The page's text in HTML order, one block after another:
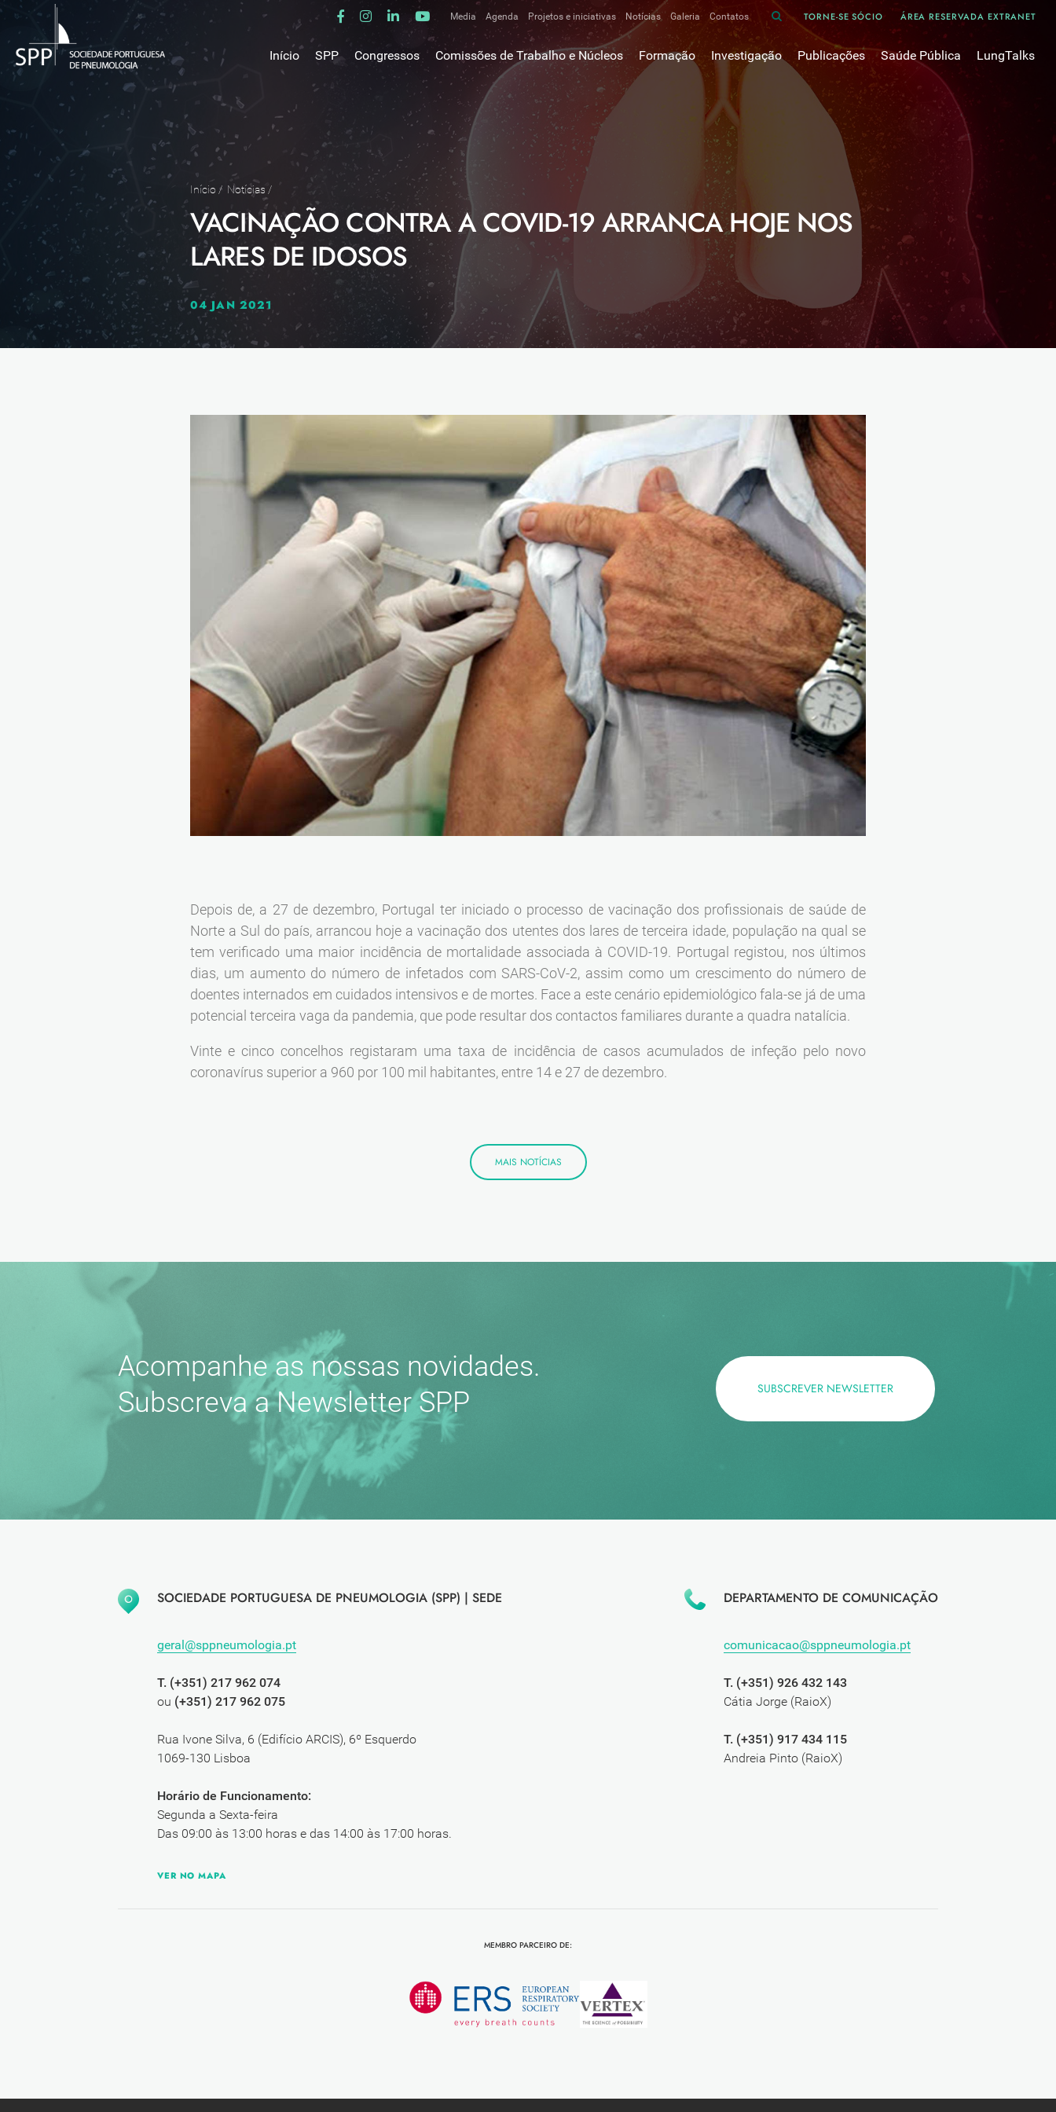
Media
Comunicados de imprensa
Clipping
Agenda Projetos e iniciativas Notícias Galeria Contatos TORNE-SE SÓCIO ÁREA RESERVADA EXTRANET
Início SPP
Mensagem do Presidente
Estrutura
Núcleo Museológico
Parceiros
Como tornar-se sócio
Medalhas de ouro SPP
Congressos Comissões de Trabalho e Núcleos
Comissões de trabalho
Alergologia Respiratória
Bronquiectasias
Cirurgia Torácica
Doente Crítico Respiratório
Doenças Ocupacionais e do Ambiente
Doenças Vasculares Pulmonares
Fisiopatologia Respiratória e DPOC
Infecciologia Respiratória
Patologia Respiratória do Sono
Pneumologia Oncológica
Núcleos e Grupo de Estudos
Núcleo de Cardiopneumologistas
Núcleo de Enfermeiros
Núcleo de Fisioterapeutas Respiratórios
Núcleo Jovens Pneumologistas
Grupo de Estudos Défice de Alfa-1 Antitripsina
Núcleo de Estudo de Fibrose Quística
Formação
Escola da Ciência
Hot Topics em Pneumologia
Fórum das Comissões de Trabalho
Outros cursos
Investigação
Bases de dados
Prémios e Bolsas
Projectos de Investigação
Publicações
Divulgação
Oxigénio
Revistas Científicas
Pulmonology
Pesquisa Bibliográfica
Revistas Médicas
Revisões, Recomendações e Tomadas de Posição
50 anos Sociedade Portuguesa de Pneumologia
Livros Publicados
Saúde Pública
Cancro do pulmão
Cuidados Respiratórios Domiciliários
Dispositivos Inalatórios
DPOC
Tabagismo
Tuberculose
LungTalks
Início / Notícias /
VACINAÇÃO CONTRA A COVID-19 ARRANCA HOJE NOS
LARES DE IDOSOS
04 JAN 2021
Depois de, a 27 de dezembro, Portugal ter iniciado o processo de vacinação dos profissionais de saúde de
Norte a Sul do país, arrancou hoje a vacinação dos utentes dos lares de terceira idade, população na qual se
tem verificado uma maior incidência de mortalidade associada à COVID-19. Portugal registou, nos últimos
dias, um aumento do número de infetados com SARS-CoV-2, assim como um crescimento do número de
doentes internados em cuidados intensivos e de mortes. Face a este cenário epidemiológico fala-se já de uma
potencial terceira vaga da pandemia, que pode resultar dos contactos familiares durante a quadra natalícia.
Vinte e cinco concelhos registaram uma taxa de incidência de casos acumulados de infeção pelo novo
coronavírus superior a 960 por 100 mil habitantes, entre 14 e 27 de dezembro.
MAIS NOTÍCIAS
Acompanhe as nossas novidades.
Subscreva a Newsletter SPP
SUBSCREVER NEWSLETTER
SOCIEDADE PORTUGUESA DE PNEUMOLOGIA (SPP) | SEDE
geral@sppneumologia.pt
T. (+351) 217 962 074
ou (+351) 217 962 075
Rua Ivone Silva, 6 (Edifício ARCIS), 6º Esquerdo
1069-130 Lisboa
Horário de Funcionamento:
Segunda a Sexta-feira
Das 09:00 às 13:00 horas e das 14:00 às 17:00 horas.
VER NO MAPA
DEPARTAMENTO DE COMUNICAÇÃO
comunicacao@sppneumologia.pt
T. (+351) 926 432 143
Cátia Jorge (RaioX)
T. (+351) 917 434 115
Andreia Pinto (RaioX)
MEMBRO PARCEIRO DE: